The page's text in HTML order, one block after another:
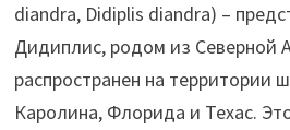
diandra, Didiplis diandra) –
Дидиплис, родом из Северной
распространен на территории
Каролина, Флорида и Техас.